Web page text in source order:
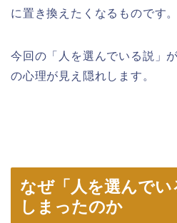
に置き換えたくなるものです。
今回の「人を選んでいる説」
の心理が見え隠れします。
なぜ「人を選んで
しまったのか